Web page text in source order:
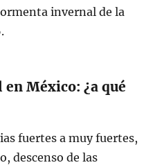
invernal de la
México: ¿a qué
fuertes a muy fuertes,
descenso de las